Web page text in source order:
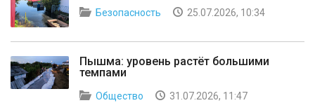
Безопасность 25.07.2026, 10:34
Пышма: уровень растёт большими
темпами
Общество 31.07.2026, 11:47